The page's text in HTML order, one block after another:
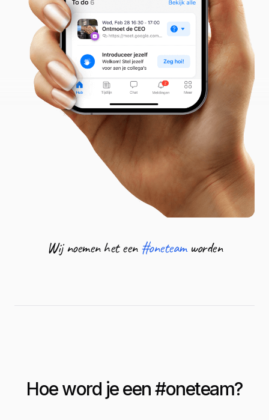
Wij noemen het een #oneteam worden
Hoe word je een #oneteam?